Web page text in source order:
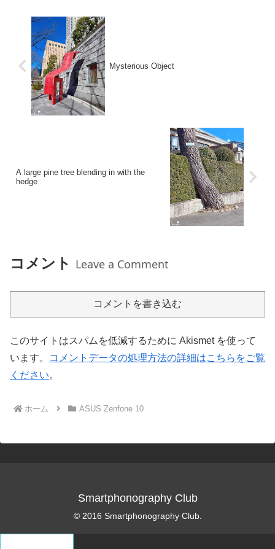
Mysterious Object
A large pine tree blending in with the
hedge
コメント Leave a Comment
コメントを書き込む
このサイトはスパムを低減するために Akismet を使って
います。
コメントデータの処理方法の詳細はこちらをご覧
ください。
ホーム ASUS Zenfone 10
Smartphonography Club
© 2016 Smartphonography Club.